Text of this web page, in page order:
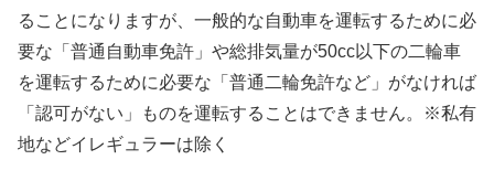
ることになりますが、一般的な自動車を運転するために必
要な「普通自動車免許」や総排気量が50cc以下の二輪車
を運転するために必要な「普通二輪免許など」がなければ
「認可がない」ものを運転することはできません。※私有
地などイレギュラーは除く